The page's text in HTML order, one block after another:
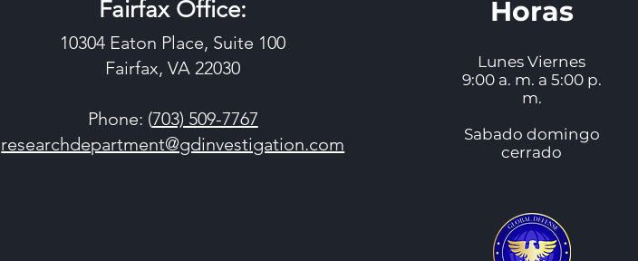
Fairfax Office:
10304 Eaton Place, Suite 100
Fairfax, VA 22030
Phone: (703) 509-7767
researchdepartment@gdinvestigation.com
Horas
Lunes Viernes
9:00 a. m. a 5:00 p.
m.
Sabado domingo
cerrado